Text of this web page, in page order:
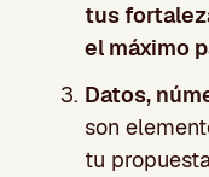
tus
el máximo
Datos,
son
tu